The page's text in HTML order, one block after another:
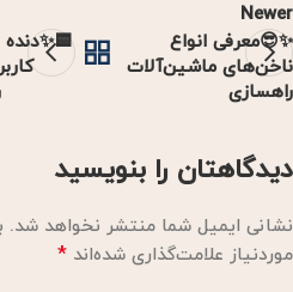
Newer
✨😎معرفی انواع
ناخن‌های ماشین‌آلات
راهسازی
دیدگاهتان را بنویسید
نشانی ایمیل شما منتشر نخواهد شد.
موردنیاز علامت‌گذاری شده‌اند *